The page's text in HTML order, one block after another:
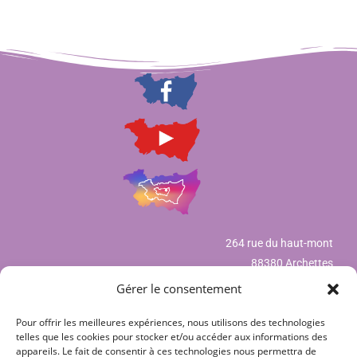
Gérer le consentement
Pour offrir les meilleures expériences, nous utilisons des technologies
telles que les cookies pour stocker et/ou accéder aux informations des
appareils. Le fait de consentir à ces technologies nous permettra de
264 rue du haut-mont
88380 Archettes
Mentions légales